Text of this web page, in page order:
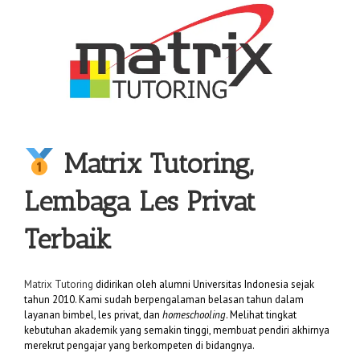
Matrix Tutoring,
Lembaga Les Privat
Terbaik
Matrix Tutoring didirikan oleh alumni Universitas Indonesia sejak
tahun 2010. Kami sudah berpengalaman belasan tahun dalam
layanan bimbel, les privat, dan homeschooling. Melihat tingkat
kebutuhan akademik yang semakin tinggi, membuat pendiri akhirnya
merekrut pengajar yang berkompeten di bidangnya.